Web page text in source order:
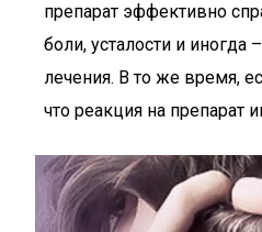
препарат эффективно
боли, усталости и
лечения. В то же время,
что реакция на препарат